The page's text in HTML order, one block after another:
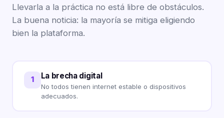
Llevarla a la práctica no está libre de obstáculos.
La buena noticia: la mayoría se mitiga eligiendo
bien la plataforma.
1 La brecha digital
No todos tienen internet estable o dispositivos
adecuados.